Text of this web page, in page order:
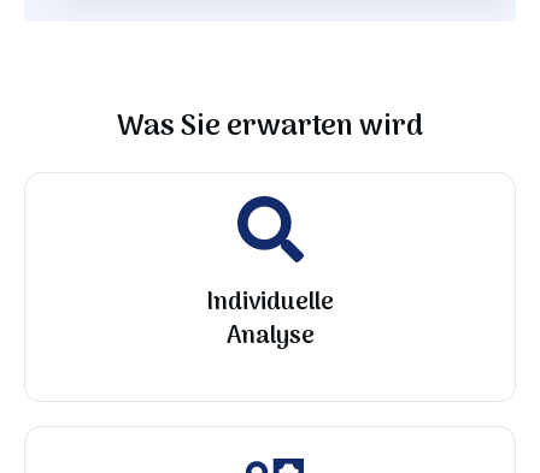
Was Sie erwarten wird
Individuelle
Analyse